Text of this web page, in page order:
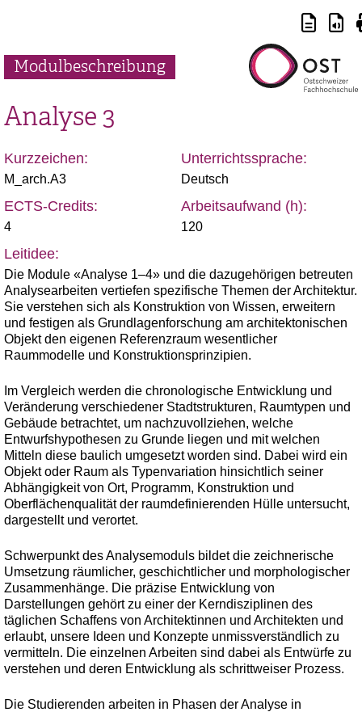
Modulbeschreibung
Analyse 3
Kurzzeichen:
M_arch.A3
Unterrichtssprache:
Deutsch
ECTS-Credits:
4
Arbeitsaufwand (h):
120
Leitidee:
Die Module «Analyse 1–4» und die dazugehörigen betreuten
Analysearbeiten vertiefen spezifische Themen der Architektur.
Sie verstehen sich als Konstruktion von Wissen, erweitern
und festigen als Grundlagenforschung am architektonischen
Objekt den eigenen Referenzraum wesentlicher
Raummodelle und Konstruktionsprinzipien.
Im Vergleich werden die chronologische Entwicklung und
Veränderung verschiedener Stadtstrukturen, Raumtypen und
Gebäude betrachtet, um nachzuvollziehen, welche
Entwurfshypothesen zu Grunde liegen und mit welchen
Mitteln diese baulich umgesetzt worden sind. Dabei wird ein
Objekt oder Raum als Typenvariation hinsichtlich seiner
Abhängigkeit von Ort, Programm, Konstruktion und
Oberflächenqualität der raumdefinierenden Hülle untersucht,
dargestellt und verortet.
Schwerpunkt des Analysemoduls bildet die zeichnerische
Umsetzung räumlicher, geschichtlicher und morphologischer
Zusammenhänge. Die präzise Entwicklung von
Darstellungen gehört zu einer der Kerndisziplinen des
täglichen Schaffens von Architektinnen und Architekten und
erlaubt, unsere Ideen und Konzepte unmissverständlich zu
vermitteln. Die einzelnen Arbeiten sind dabei als Entwürfe zu
verstehen und deren Entwicklung als schrittweiser Prozess.
Die Studierenden arbeiten in Phasen der Analyse in